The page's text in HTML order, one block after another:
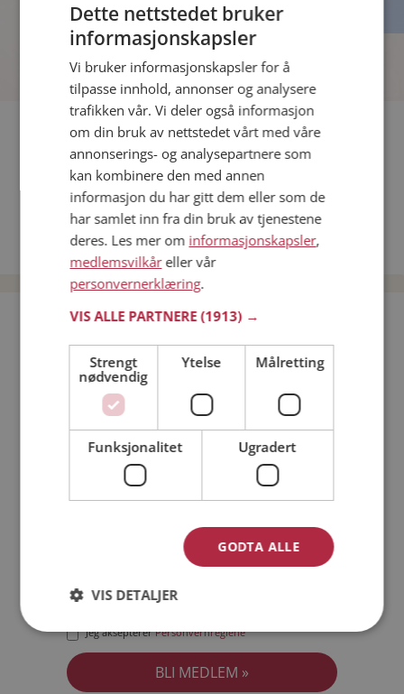
Fler single
Andre single fra Askøy
Kvinner fra Askøy
Date kvinner i Norge
Date menn i Norge
Bli medlem gratis!
Jeg er en:
Jeg akseptererPersonvernreglene
Dette nettstedet bruker
informasjonskapsler
Vi bruker informasjonskapsler for å
tilpasse innhold, annonser og analysere
trafikken vår. Vi deler også informasjon
om din bruk av nettstedet vårt med våre
annonserings- og analysepartnere som
kan kombinere den med annen
informasjon du har gitt dem eller som de
har samlet inn fra din bruk av tjenestene
deres. Les mer om informasjonskapsler,
medlemsvilkåreller vår
personvernerklæring.
VIS ALLE PARTNERE(1913) →
Strengt
nødvendig
Ytelse Målretting
Funksjonalitet Ugradert
GODTA ALLE
VIS DETALJER